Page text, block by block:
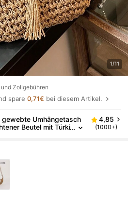
1/11
Zollgebühren
spare0,71€ bei diesem Artikel.
gewebte Umhängetasch
Beutel mit Türki
4,85
(1000+)